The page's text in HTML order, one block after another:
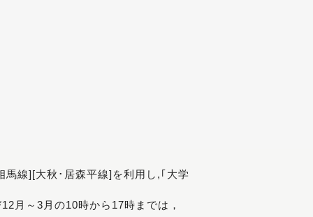
線][大秋･居森平線]を利用し,｢大学
月～3月の10時から17時までは，